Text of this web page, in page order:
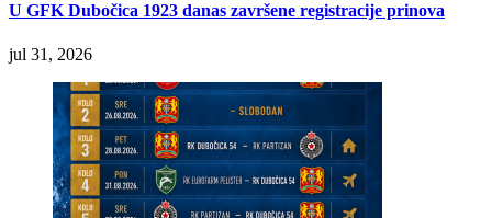
U GFK Dubočica 1923 danas završene registracije prinova
jul 31, 2026